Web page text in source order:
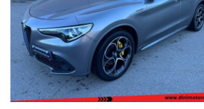
Dini Motors è sinonimo di garanzia: siamo
I nostri usati sono rigorosamente
ANNI) con garanzie convenzionali ulteriori.
Ritiriamo o acquistiamo il tuo usato, per
difetti/lavori da eseguire.